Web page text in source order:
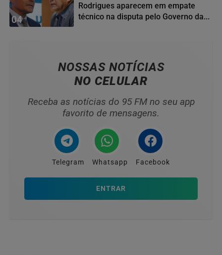
04
Rodrigues aparecem em empate
técnico na disputa pelo Governo da...
NOSSAS NOTÍCIAS
NO CELULAR
Receba as notícias do 95 FM no seu app
favorito de mensagens.
Telegram Whatsapp Facebook
ENTRAR